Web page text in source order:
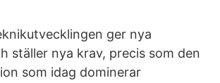
ger nya
ställer nya krav, precis som den
som idag dominerar